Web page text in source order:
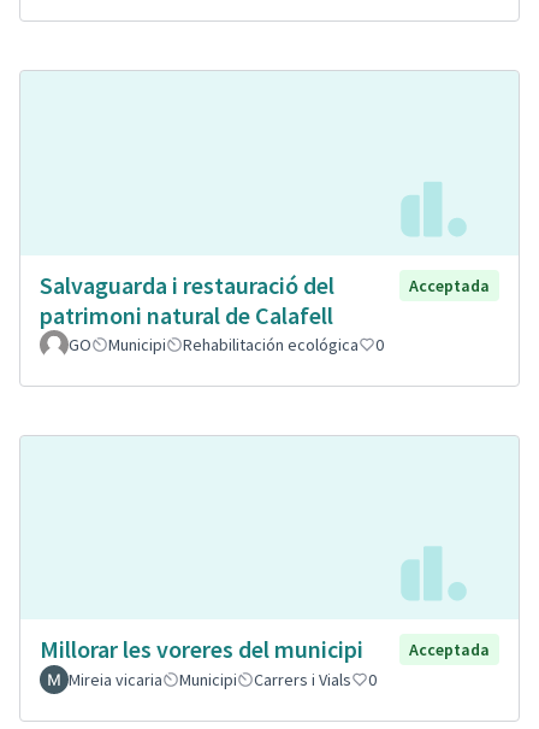
Salvaguarda i restauració del
patrimoni natural de Calafell
Acceptada
GO Municipi Rehabilitación ecológica 0
Millorar les voreres del municipi
Acceptada
Mireia vicaria
Municipi Carrers i Vials 0